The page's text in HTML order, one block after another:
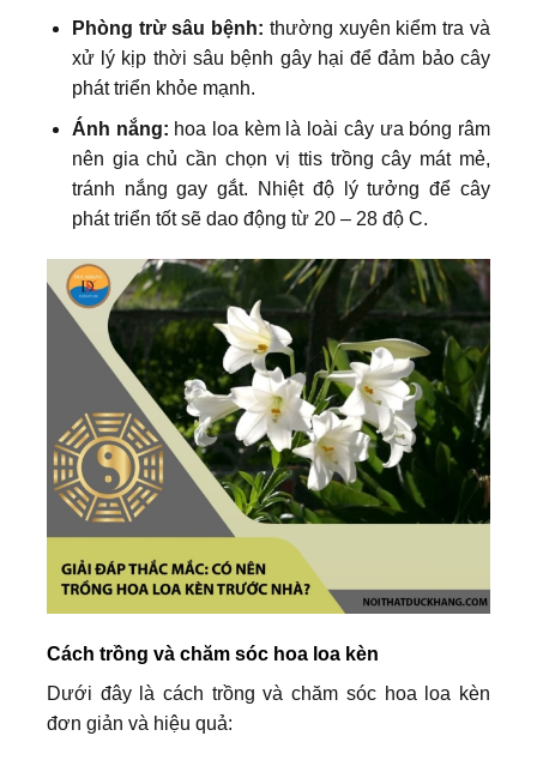
Phòng trừ sâu bệnh: thường xuyên kiểm tra và
xử lý kịp thời sâu bệnh gây hại để đảm bảo cây
phát triển khỏe mạnh.
Ánh nắng: hoa loa kèm là loài cây ưa bóng râm
nên gia chủ cần chọn vị ttis trồng cây mát mẻ,
tránh nắng gay gắt. Nhiệt độ lý tưởng để cây
phát triển tốt sẽ dao động từ 20 – 28 độ C.
Cách trồng và chăm sóc hoa loa kèn
Dưới đây là cách trồng và chăm sóc hoa loa kèn
đơn giản và hiệu quả: